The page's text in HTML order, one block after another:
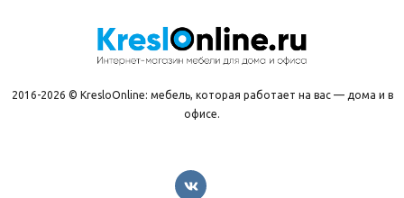
2016-2026 © KresloOnline: мебель, которая работает на вас — дома и в
офисе.